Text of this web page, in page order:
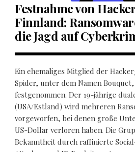
Festnahme von
Finnland:
die Jagd auf
Ein ehemaliges Mitglied der
Spider, unter dem Namen
festgenommen. Der 19-jährige
(USA/Estland) wird mehreren
vorgeworfen, bei denen große
US-Dollar verloren haben. Die
Bekanntheit durch raffinierte